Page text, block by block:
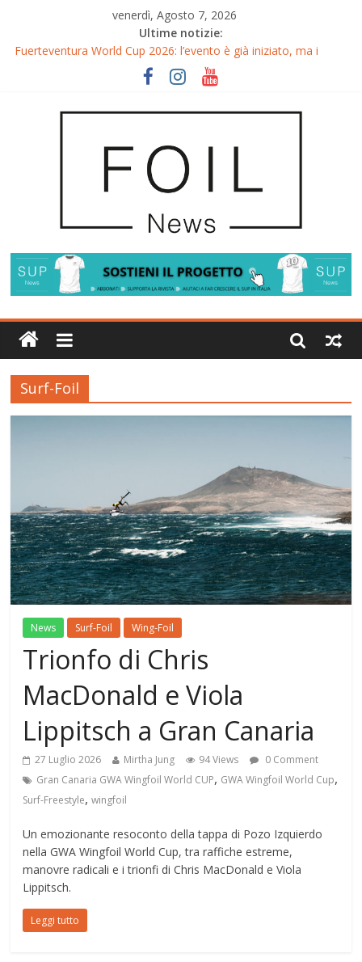
venerdì, Agosto 7, 2026
Ultime notizie:
Fuerteventura World Cup 2026: l’evento è già iniziato, ma i
riflettori si accendono sul Wingfoil!
Fuerteventura FreeFly-Slalom 2026: Cappuzzo e Belloeuvre
Gran Canaria GWA Wingfoil World Cup 2026: Spettacolo e
adrenalina a Pozo Izquierdo
Surf-Foil
News Surf-Foil Wing-Foil
Trionfo di Chris
MacDonald e Viola
Lippitsch a Gran Canaria
27 Luglio 2026 Mirtha Jung 94 Views
0 Comment
Gran Canaria GWA Wingfoil World CUP, GWA Wingfoil World Cup,
Surf-Freestyle,wingfoil
Un emozionante resoconto della tappa di Pozo Izquierdo
nella GWA Wingfoil World Cup, tra raffiche estreme,
manovre radicali e i trionfi di Chris MacDonald e Viola
Lippitsch.
Leggi tutto